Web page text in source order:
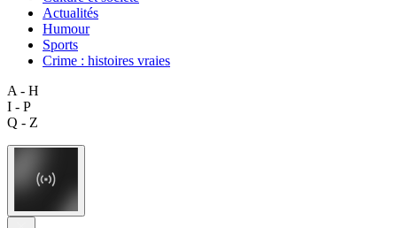
Actualités
Humour
Sports
Crime : histoires vraies
A - H
I - P
Q - Z